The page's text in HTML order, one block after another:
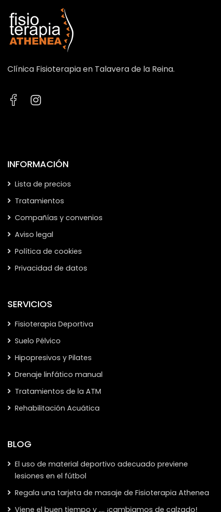
Clínica Fisioterapia en Talavera de la Reina.
INFORMACIÓN
Lista de precios
Tratamientos
Compañías y convenios
Aviso legal
Política de cookies
Privacidad de datos
SERVICIOS
Fisioterapia Deportiva
Suelo Pélvico
Hipopresivos y Pilates
Drenaje linfático manual
Tratamientos de la ATM
Rehabilitación Acuática
BLOG
El uso de material deportivo adecuado previene
lesiones en el fútbol
Regala una tarjeta de masaje de Fisioterapia Athenea
Viene el buen tiempo y …. ¡cambiamos de calzado!